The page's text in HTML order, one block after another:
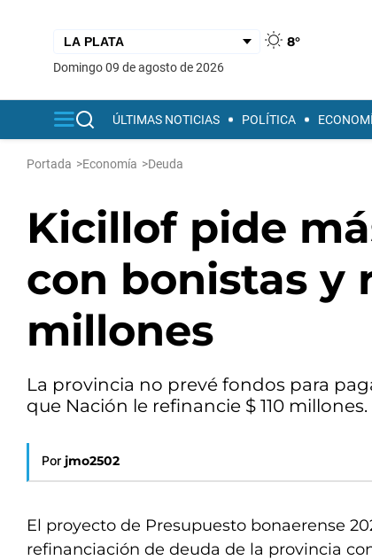
8°
domingo 09 de agosto de 2026
ÚLTIMAS NOTICIAS POLÍTICA
Portada >Economía >Deuda
Kicillof pide
con bonistas y
millones
La provincia no prevé fondos para
que Nación le refinancie $ 110 millones.
Por jmo2502
El proyecto de Presupuesto bonaerense
refinanciación de deuda de la provincia